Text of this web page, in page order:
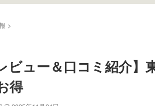
>
ビュー＆口コミ紹介
得